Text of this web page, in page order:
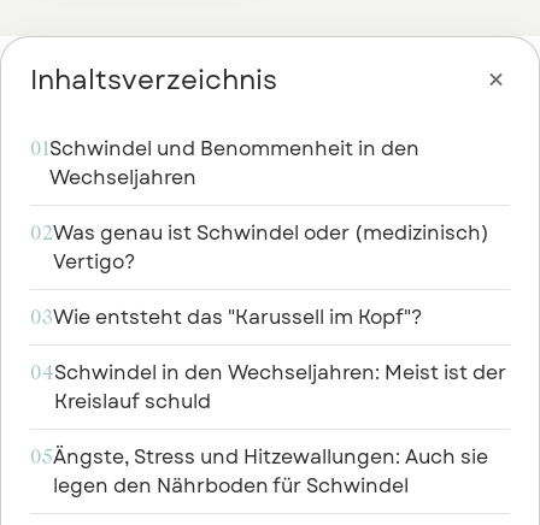
Inhaltsverzeichnis 
01Schwindel und Benommenheit in den
Wechseljahren
02Was genau ist Schwindel oder (medizinisch)
Vertigo?
03Wie entsteht das "Karussell im Kopf"?
04Schwindel in den Wechseljahren: Meist ist der
Kreislauf schuld
05Ängste, Stress und Hitzewallungen: Auch sie
legen den Nährboden für Schwindel